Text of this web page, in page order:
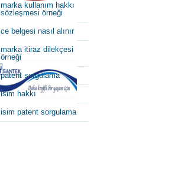
marka kullanım hakkı
sözleşmesi örneği
ce belgesi nasıl alınır
marka itiraz dilekçesi
örneği
patent sorgulama
isim hakkı
isim patent sorgulama